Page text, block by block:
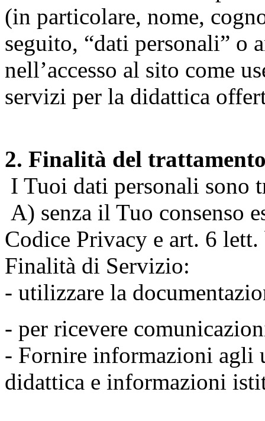
(in particolare, nome,
seguito, “dati personali” o
nell’accesso al sito come
servizi per la didattica
2. Finalità del
I Tuoi dati personali sono
A) senza il Tuo consenso
Codice Privacy e art. 6
Finalità di Servizio:
- utilizzare la
- per ricevere
- Fornire informazioni agli
didattica e informazioni